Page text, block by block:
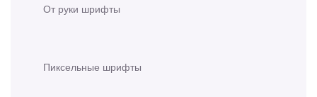
От руки шрифты
Пиксельные шрифты